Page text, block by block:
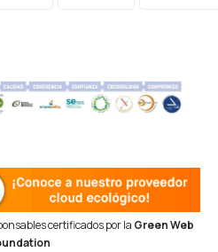
certificados por la Green Web